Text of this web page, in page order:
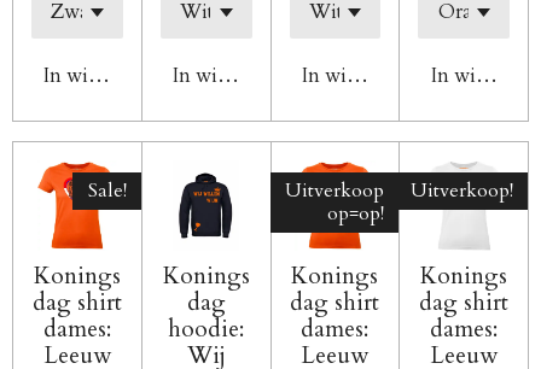
In winkelwagenIn winkelwagenIn winkelwagen
In
Sale!
Konings
dag shirt
dames:
Leeuw
Konings
dag
hoodie:
Wij
Uitverkoop
op=op!
Konings
dag shirt
dames:
Leeuw
Uitverkoop!
Konings
dag shirt
dames:
Leeuw